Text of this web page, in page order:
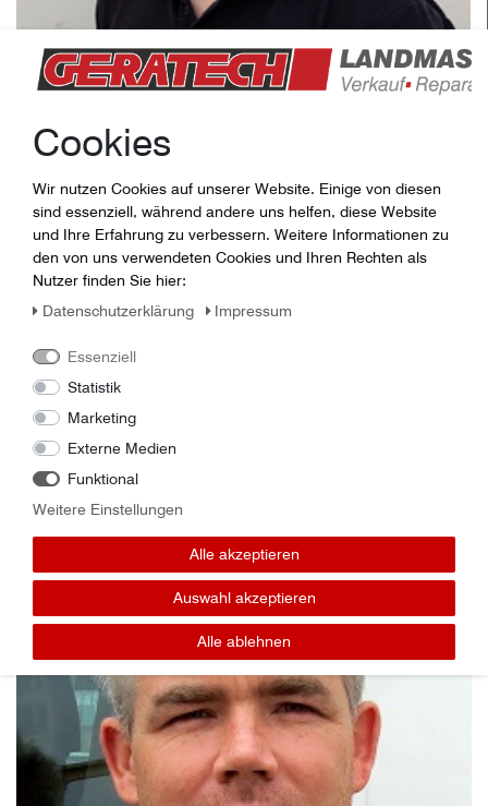
Johannes Köhler
Tel.: 0170-9766162
Verkaufsberater PLZ: 04, 07, 08
Kontakt Service-Personal
Bei technischen Fragen wende dich an
unser
Service-Personal:
Cookies
Wir nutzen Cookies auf unserer Website. Einige von diesen
sind essenziell, während andere uns helfen, diese Website
und Ihre Erfahrung zu verbessern. Weitere Informationen zu
den von uns verwendeten Cookies und Ihren Rechten als
Nutzer finden Sie hier:
Daten­schutz­erklärung
Impressum
Essenziell
Statistik
Marketing
Externe Medien
Funktional
Weitere Einstellungen
Alle akzeptieren
Auswahl akzeptieren
Alle ablehnen